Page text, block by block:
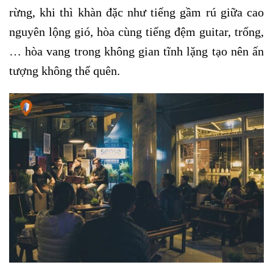
rừng, khi thì khàn đặc như tiếng gầm rú giữa cao
nguyên lộng gió, hòa cùng tiếng đệm guitar, trống,
… hòa vang trong không gian tĩnh lặng tạo nên ấn
tượng không thể quên.